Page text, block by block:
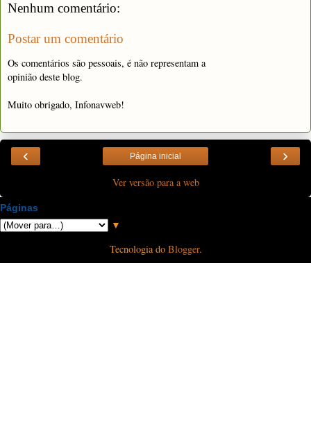
Nenhum comentário:
Postar um comentário
Os comentários são pessoais, é não representam a
opinião deste blog.
Muito obrigado, Infonavweb!
‹ ›
Página inicial
Ver versão para a web
Páginas
▼
Tecnologia do Blogger.